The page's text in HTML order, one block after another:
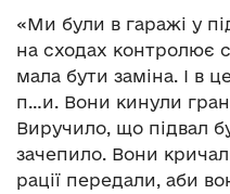
«Ми були в гаражі у
на сходах контролює
мала бути заміна. І в
п…и. Вони кинули
Виручило, що підвал
зачепило. Вони
рації передали, аби